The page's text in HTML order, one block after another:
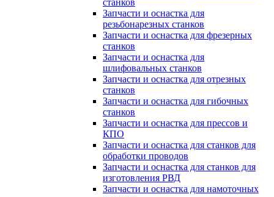
станков
Запчасти и оснастка для
резьбонарезных станков
Запчасти и оснастка для фрезерных
станков
Запчасти и оснастка для
шлифовальных станков
Запчасти и оснастка для отрезных
станков
Запчасти и оснастка для гибочных
станков
Запчасти и оснастка для прессов и
КПО
Запчасти и оснастка для станков для
обработки проводов
Запчасти и оснастка для станков для
изготовления РВД
Запчасти и оснастка для намоточных